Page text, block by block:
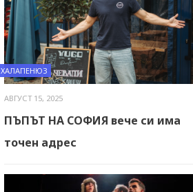
ХАЛАПЕНЮЗ
АВГУСТ 15, 2025
ПЪПЪТ НА СОФИЯ вече си има
точен адрес